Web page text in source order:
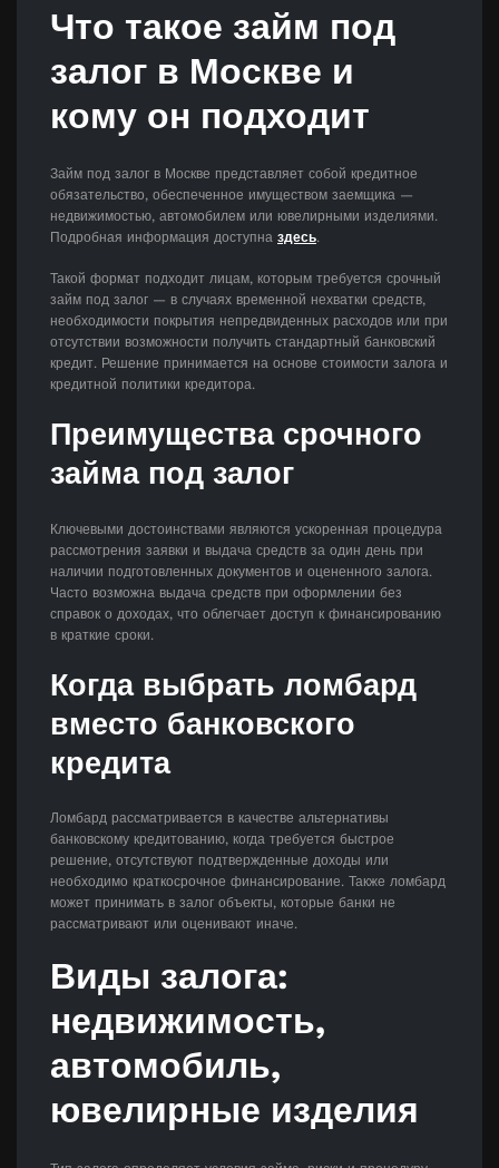
Что такое займ под
залог в Москве и
кому он подходит
Займ под залог в Москве представляет собой кредитное
обязательство, обеспеченное имуществом заемщика —
недвижимостью, автомобилем или ювелирными изделиями.
Подробная информация доступна здесь.
Такой формат подходит лицам, которым требуется срочный
займ под залог — в случаях временной нехватки средств,
необходимости покрытия непредвиденных расходов или при
отсутствии возможности получить стандартный банковский
кредит. Решение принимается на основе стоимости залога и
кредитной политики кредитора.
Преимущества срочного
займа под залог
Ключевыми достоинствами являются ускоренная процедура
рассмотрения заявки и выдача средств за один день при
наличии подготовленных документов и оцененного залога.
Часто возможна выдача средств при оформлении без
справок о доходах, что облегчает доступ к финансированию
в краткие сроки.
Когда выбрать ломбард
вместо банковского
кредита
Ломбард рассматривается в качестве альтернативы
банковскому кредитованию, когда требуется быстрое
решение, отсутствуют подтвержденные доходы или
необходимо краткосрочное финансирование. Также ломбард
может принимать в залог объекты, которые банки не
рассматривают или оценивают иначе.
Виды залога:
недвижимость,
автомобиль,
ювелирные изделия